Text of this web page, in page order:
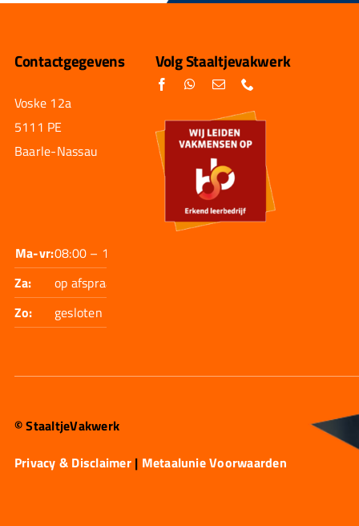
Contactgegevens
Voske 12a
5111 PE
Baarle-Nassau
Ma-vr:08:00 – 17:30
Za:
op afspraak
Zo:
gesloten
Volg Staaltjevakwerk
© StaaltjeVakwerk
Privacy & Disclaimer| Metaalunie Voorwaarden